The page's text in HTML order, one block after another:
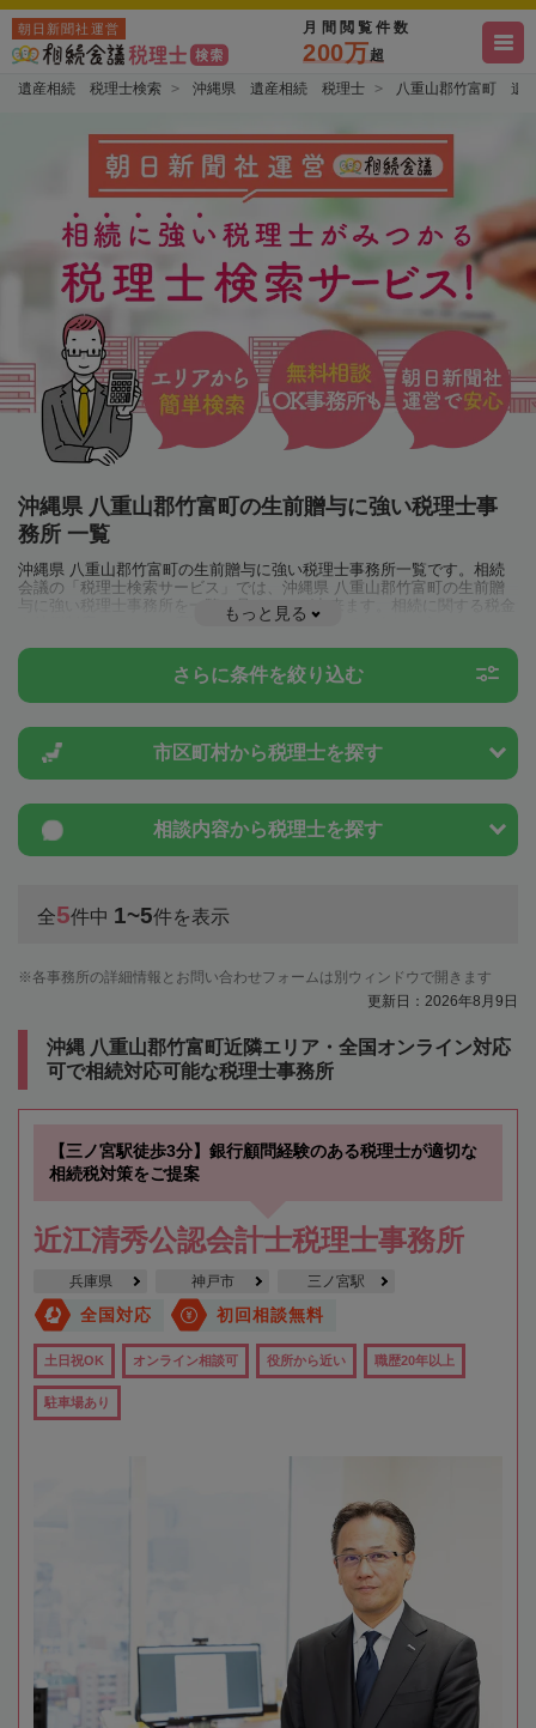
朝日新聞社運営 月間閲覧件数
200万超
遺産相続 税理士検索 沖縄県 遺産相続 税理士 八重山郡竹富町 遺
沖縄県 八重山郡竹富町の生前贈与に強い税理士事
務所 一覧
沖縄県 八重山郡竹富町の生前贈与に強い税理士事務所一覧です。相続
会議の「税理士検索サービス」では、沖縄県 八重山郡竹富町の生前贈
与に強い税理士事務所を一覧で見ることが出来ます。相続に関する税金
や特例制度のことは一度近隣の税理士に相談してみましょう。
もっと見る
さらに条件を絞り込む
市区町村から税理士を探す
相談内容から税理士を探す
全5件中 1~5件を表示
各事務所の詳細情報とお問い合わせフォームは別ウィンドウで開きます
更新日：2026年8月9日
沖縄 八重山郡竹富町近隣エリア・全国オンライン対応
可で相続対応可能な税理士事務所
【三ノ宮駅徒歩3分】銀行顧問経験のある税理士が適切な
相続税対策をご提案
近江清秀公認会計士税理士事務所
兵庫県 神戸市 三ノ宮駅
全国対応 初回相談無料
土日祝OK オンライン相談可 役所から近い 職歴20年以上
駐車場あり